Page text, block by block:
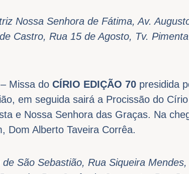
Nossa Senhora de Fátima, Av.
Castro, Rua 15 de Agosto, Tv.
– Missa do CÍRIO EDIÇÃO 70 presidida
em seguida sairá a Procissão do
e Nossa Senhora das Graças. Na
Dom Alberto Taveira Corrêa.
São Sebastião, Rua Siqueira